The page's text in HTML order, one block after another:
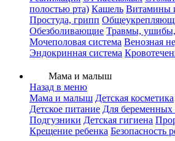
полостью рта) Кашель Витамины
Простуда, грипп
Обезболивающие Травмы, ушибы,
Мочеполовая система Венозная
Эндокринная система
Мама и малыш
Назад в меню
Мама и малыш Детская косметика
Детское питание Для
Подгузники Детская гигиена
Крещение ребенка Безопасность